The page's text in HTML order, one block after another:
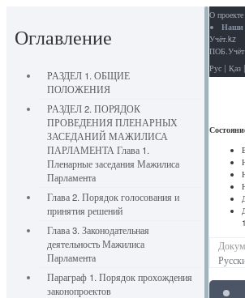
Оглавление
РАЗДЕЛ 1. ОБЩИЕ
ПОЛОЖЕНИЯ
РАЗДЕЛ 2. ПОРЯДОК
ПРОВЕДЕНИЯ ПЛЕНАРНЫХ
ЗАСЕДАНИЙ МАЖИЛИСА
ПАРЛАМЕНТА Глава 1.
Пленарные заседания Мажилиса
Парламента
Глава 2. Порядок голосования и
принятия решений
Глава 3. Законодательная
деятельность Мажилиса
Парламента
Параграф 1. Порядок прохождения
законопроектов
О проекте
Наши
Учёт.kz
ПОБ.Учёт
Рус | Қаз |